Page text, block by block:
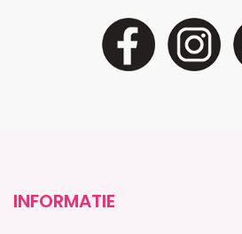
INFORMATIE